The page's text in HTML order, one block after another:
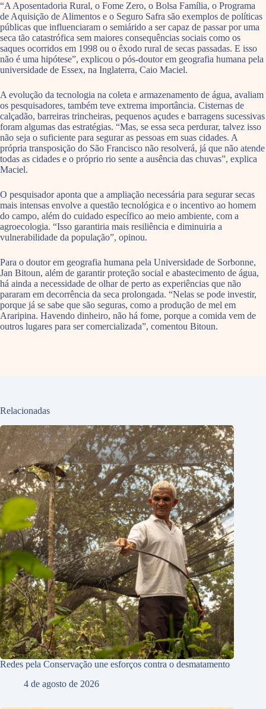
“A Aposentadoria Rural, o Fome Zero, o Bolsa Família, o Programa
de Aquisição de Alimentos e o Seguro Safra são exemplos de políticas
públicas que influenciaram o semiárido a ser capaz de passar por uma
seca tão catastrófica sem maiores consequências sociais como os
saques ocorridos em 1998 ou o êxodo rural de secas passadas. E isso
não é uma hipótese”, explicou o pós-doutor em geografia humana pela
universidade de Essex, na Inglaterra, Caio Maciel.
A evolução da tecnologia na coleta e armazenamento de água, avaliam
os pesquisadores, também teve extrema importância. Cisternas de
calçadão, barreiras trincheiras, pequenos açudes e barragens sucessivas
foram algumas das estratégias. “Mas, se essa seca perdurar, talvez isso
não seja o suficiente para segurar as pessoas em suas cidades. A
própria transposição do São Francisco não resolverá, já que não atende
todas as cidades e o próprio rio sente a ausência das chuvas”, explica
Maciel.
O pesquisador aponta que a ampliação necessária para segurar secas
mais intensas envolve a questão tecnológica e o incentivo ao homem
do campo, além do cuidado específico ao meio ambiente, com a
agroecologia. “Isso garantiria mais resiliência e diminuiria a
vulnerabilidade da população”, opinou.
Para o doutor em geografia humana pela Universidade de Sorbonne,
Jan Bitoun, além de garantir proteção social e abastecimento de água,
há ainda a necessidade de olhar de perto as experiências que não
pararam em decorrência da seca prolongada. “Nelas se pode investir,
porque já se sabe que são seguras, como a produção de mel em
Araripina. Havendo dinheiro, não há fome, porque a comida vem de
outros lugares para ser comercializada”, comentou Bitoun.
Relacionadas
Redes pela Conservação une esforços contra o desmatamento
4 de agosto de 2026